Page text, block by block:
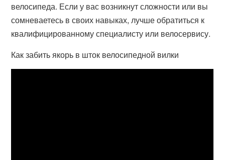
велосипеда. Если у вас возникнут сложности или вы
сомневаетесь в своих навыках, лучше обратиться к
квалифицированному специалисту или велосервису.
Как забить якорь в шток велосипедной вилки